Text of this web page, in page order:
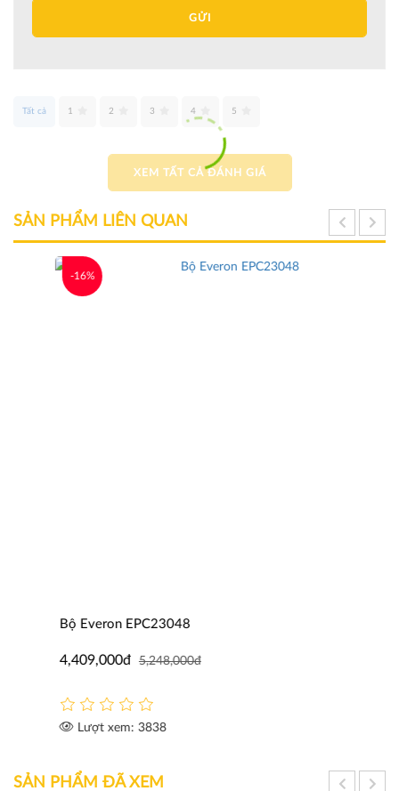
GỬI
Tất cả 1 2 3 4 5
XEM TẤT CẢ ĐÁNH GIÁ
SẢN PHẨM LIÊN QUAN
Bộ Everon EPC23048
4,409,000đ 5,248,000đ
Lượt xem: 3838
SẢN PHẨM ĐÃ XEM